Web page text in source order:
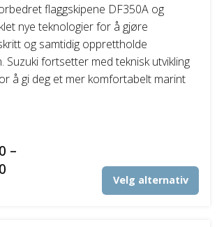
flaggskipene DF350A og
nye teknologier for å gjøre
og samtidig opprettholde
Suzuki fortsetter med teknisk utvikling
å gi deg et mer komfortabelt marint
–
Prisområde:
Velg alternativ